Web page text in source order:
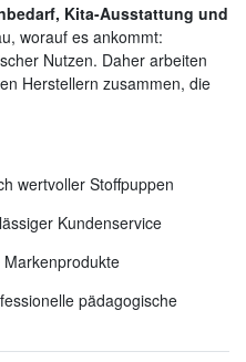
Kita-Ausstattung und
worauf es ankommt:
Nutzen. Daher arbeiten
Herstellern zusammen, die
wertvoller Stoffpuppen
Kundenservice
pädagogische